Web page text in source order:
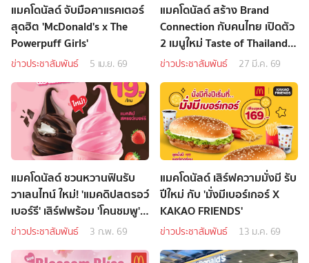
แมคโดนัลด์ จับมือคาแรคเตอร์
สุดฮิต 'McDonald's x The
Powerpuff Girls'
ข่าวประชาสัมพันธ์ 5 เม.ย. 69
แมคโดนัลด์ สร้าง Brand
Connection กับคนไทย เปิดตัว
2 เมนูใหม่ Taste of Thailand
ชูรสชาติไทยแท้ โดนใจทุกคำ
ข่าวประชาสัมพันธ์ 27 มี.ค. 69
แมคโดนัลด์ ชวนหวานฟินรับ
วาเลนไทน์ ใหม่! 'แมคดิปสตรอว์
เบอร์รี' เสิร์ฟพร้อม 'โคนชมพู'
สุดคิ้วท์
ข่าวประชาสัมพันธ์ 3 ก.พ. 69
แมคโดนัลด์ เสิร์ฟความมั่งมี รับ
ปีใหม่ กับ 'มั่งมีเบอร์เกอร์ X
KAKAO FRIENDS'
ข่าวประชาสัมพันธ์ 13 ม.ค. 69